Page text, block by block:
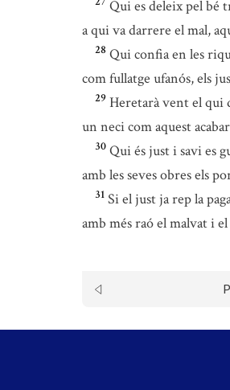
Qui es deleix pel bé
a qui va darrere el mal,
28 Qui confia en les
com fullatge ufanós, els
29 Heretarà vent el qui
un neci com aquest
30 Qui és just i savi es
amb les seves obres els
31 Si el just ja rep la
amb més raó el malvat i